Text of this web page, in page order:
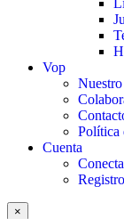
Vop
Política
Cuenta
Registro
×